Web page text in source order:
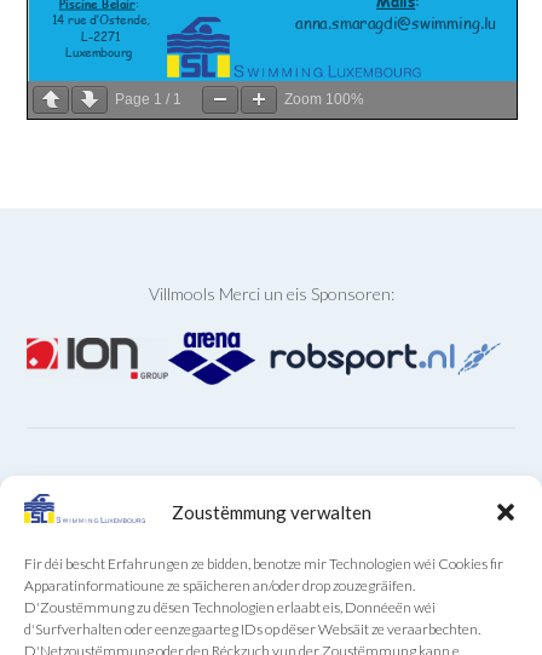
Zoustëmmung verwalten
Fir déi bescht Erfahrungen ze bidden, benotze mir Technologien wéi Cookies fir
Apparatinformatioune ze späicheren an/oder drop zouzegräifen.
D'Zoustëmmung zu dësen Technologien erlaabt eis, Donnéeën wéi
d'Surfverhalten oder eenzegaarteg IDs op dëser Websäit ze veraarbechten.
D'Netzoustëmmung oder den Réckzuch vun der Zoustëmmung kann e
Page 1 / 1 Zoom 100%
Villmools Merci un eis Sponsoren:
ARCHIVEN